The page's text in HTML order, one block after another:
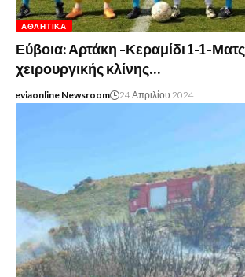
ΑΘΛΗΤΙΚΆ
Εύβοια: Αρτάκη -Κεραμίδι 1-1-Ματς
χειρουργικής κλίνης…
eviaonline Newsroom 24 Απριλίου 2024